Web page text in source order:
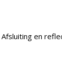
Afsluiting en